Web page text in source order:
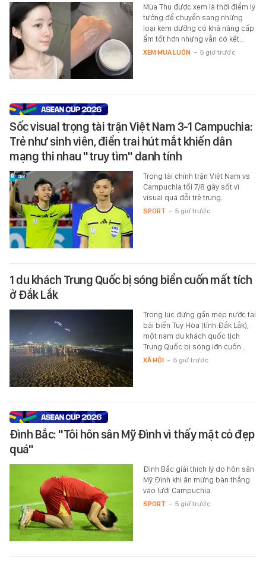
Mùa Thu được xem là thời điểm lý
tưởng để chuyển sang những
loại kem dưỡng có khả năng cấp
ẩm tốt hơn nhưng vẫn có kết…
XEM MUA LUÔN - 5 giờ trước
Sốc visual trọng tài trận Việt Nam 3-1 Campuchia:
Trẻ như sinh viên, điển trai hút mắt khiến dân
mạng thi nhau "truy tìm" danh tính
Trọng tài chính trận Việt Nam vs
Campuchia tối 7/8 gây sốt vì
visual quá đỗi trẻ trung.
SPORT - 5 giờ trước
1 du khách Trung Quốc bị sóng biển cuốn mất tích
ở Đắk Lắk
Trong lúc đứng gần mép nước tại
bãi biển Tuy Hòa (tỉnh Đắk Lắk),
một nam du khách quốc tịch
Trung Quốc bị sóng lớn cuốn…
XÃ HỘI - 5 giờ trước
Đình Bắc: "Tôi hôn sân Mỹ Đình vì thấy mặt cỏ đẹp
quá"
Đình Bắc giải thích lý do hôn sân
Mỹ Đình khi ăn mừng bàn thắng
vào lưới Campuchia.
SPORT - 5 giờ trước